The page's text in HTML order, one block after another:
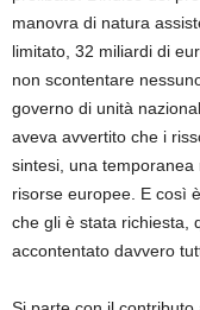
manovra di natura
limitato, 32 miliardi di
non scontentare
governo di unità
aveva avvertito che i
sintesi, una
risorse europee. E così
che gli è stata richiesta,
accontentato davvero